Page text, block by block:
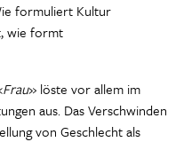
formuliert Kultur
wie formt
Frau» löste vor allem im
aus. Das Verschwinden
von Geschlecht als